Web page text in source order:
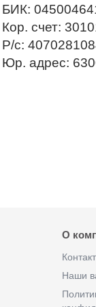
БИК:
Кор. счет:
Р/с:
Юр. адрес:
О
Наши